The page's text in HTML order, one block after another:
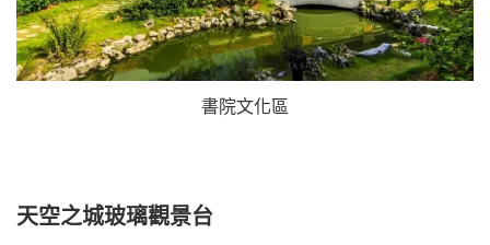
書院文化區
天空之城玻璃觀景台